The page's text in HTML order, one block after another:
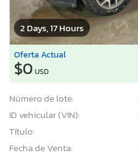
2 Days, 17 Hours
Oferta Actual
$0 USD
Número de lote:
ID vehicular (VIN):
Título:
Fecha de Venta: